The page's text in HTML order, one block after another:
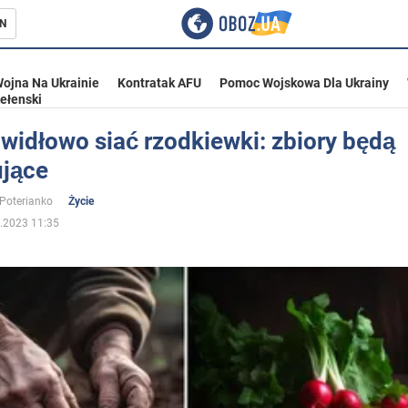
Ukrainie
Na Ukrainie Kontratak AFU Pomoc Wojskowa Dla Ukrainy
siać rzodkiewki: zbiory będą
Życie
11:35